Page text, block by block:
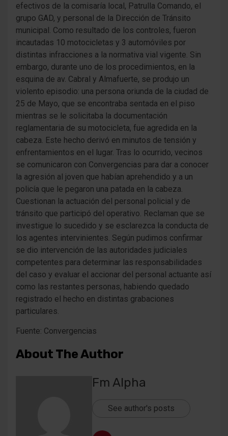
efectivos de la comisaría local, Patrulla Comando, el
grupo GAD, y personal de la Dirección de Tránsito
municipal. Como resultado de los controles, fueron
incautadas 10 motocicletas y 3 automóviles por
distintas infracciones a la normativa vial vigente. Sin
embargo, durante uno de los procedimientos, en la
esquina de av. Cabral y Almafuerte, se produjo un
violento episodio: una persona oriunda de la ciudad de
25 de Mayo, que se encontraba sentada en el piso
mientras se le solicitaba la documentación
reglamentaria de su motocicleta, fue agredida en la
cabeza. Este hecho derivó en minutos de tensión y
enfrentamientos en el lugar. Tras lo ocurrido, vecinos
se comunicaron con Convergencias para dar a conocer
la agresión al joven que habían aprehendido y a un
policía que le pegaron una patada en la cabeza.
Cuestionan la actuación del personal policial y de
tránsito que participó del operativo. Reclaman que se
investigue lo sucedido y se esclarezca la conducta de
los agentes intervinientes. Según pudimos confirmar
se dio intervención de las autoridades judiciales
competentes para determinar las responsabilidades
del caso y evaluar el accionar del personal actuante así
como las restantes personas, habiendo quedado
registrado el hecho en distintas grabaciones
particulares.
Fuente: Convergencias
About The Author
Fm Alpha
See author's posts